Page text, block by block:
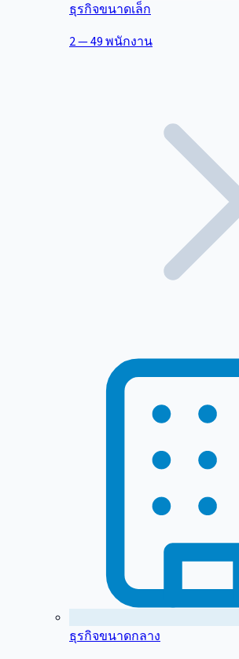
ธุรกิจขนาดเล็ก
2 — 49 พนักงาน
ธุรกิจขนาดกลาง